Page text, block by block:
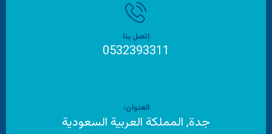
إتصل بنا
0532393311
العنوان:
جدة, المملكة العربية السعودية